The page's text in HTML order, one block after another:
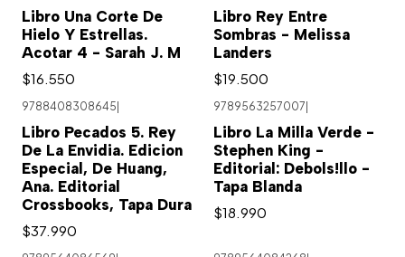
Libro Una Corte De
Hielo Y Estrellas.
Acotar 4 - Sarah J. M
$16.550
Libro Rey Entre
Sombras - Melissa
Landers
$19.500
9788408308645
Libro Pecados 5. Rey
De La Envidia. Edicion
Especial, De Huang,
Ana. Editorial
Crossbooks, Tapa Dura
$37.990
9789563257007
Libro La Milla Verde -
Stephen King -
Editorial: Debols!llo -
Tapa Blanda
$18.990